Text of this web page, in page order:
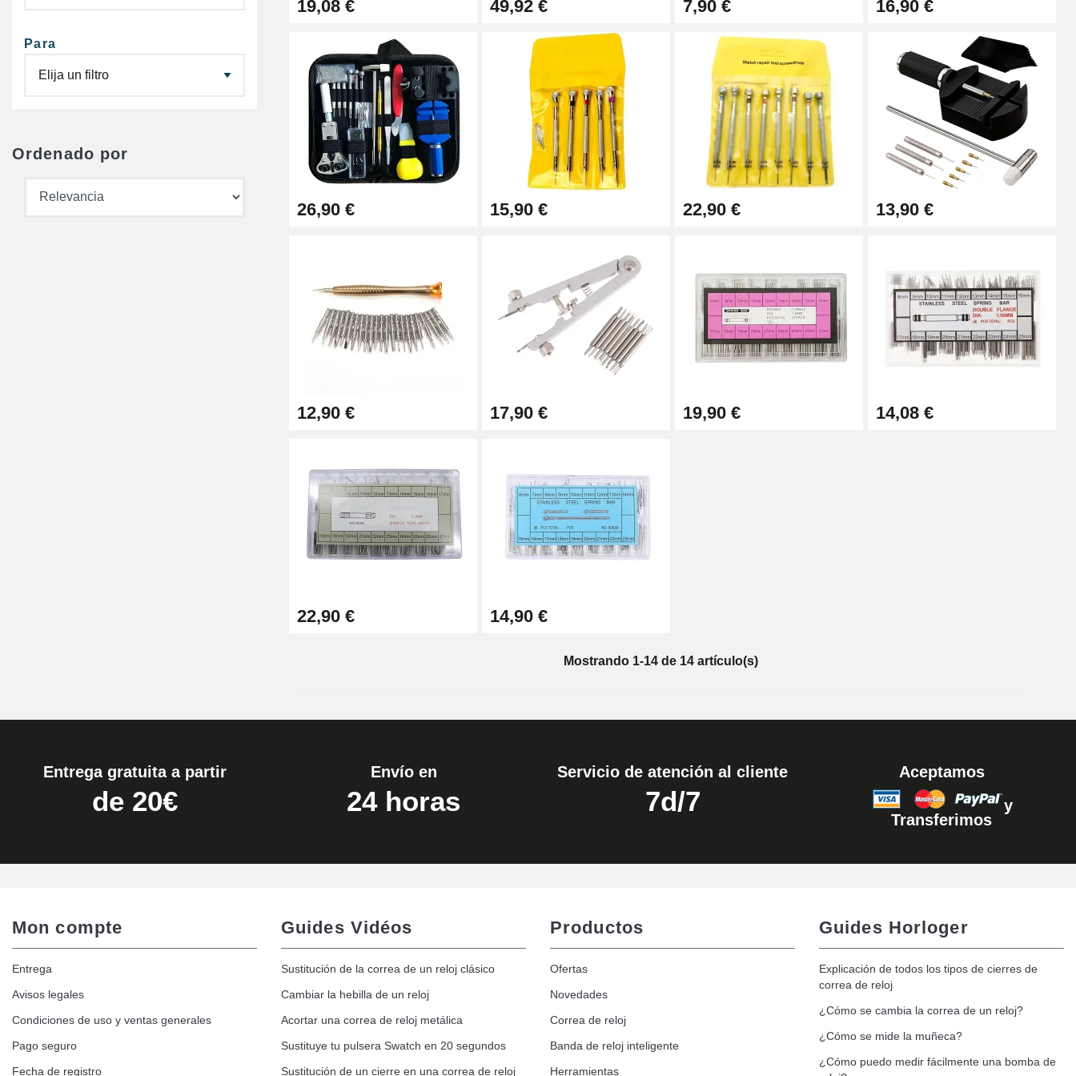
Para
Ordenado por
19,08 € 49,92 € 7,90 € 16,90 €
26,90 € 15,90 € 22,90 € 13,90 €
12,90 € 17,90 € 19,90 € 14,08 €
22,90 € 14,90 €
Mostrando 1-14 de 14 artículo(s)
Entrega gratuita a partir
de 20€
Envío en
24 horas
Servicio de atención al cliente
7d/7
Aceptamos
y
Transferimos
Mon compte
Entrega
Avisos legales
Condiciones de uso y ventas generales
Pago seguro
Fecha de registro
Guides Vidéos
Sustitución de la correa de un reloj clásico
Cambiar la hebilla de un reloj
Acortar una correa de reloj metálica
Sustituye tu pulsera Swatch en 20 segundos
Sustitución de un cierre en una correa de reloj
Productos
Ofertas
Novedades
Correa de reloj
Banda de reloj inteligente
Herramientas
Guides Horloger
Explicación de todos los tipos de cierres de
correa de reloj
¿Cómo se cambia la correa de un reloj?
¿Cómo se mide la muñeca?
¿Cómo puedo medir fácilmente una bomba de